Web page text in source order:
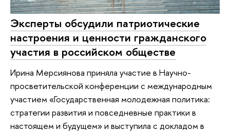
Эксперты обсудили патриотические
настроения и ценности гражданского
участия в российском обществе
Ирина Мерсиянова приняла участие в Научно-
просветительской конференции с международным
участием «Государственная молодежная политика:
стратегии развития и повседневные практики в
настоящем и будущем» и выступила с докладом в